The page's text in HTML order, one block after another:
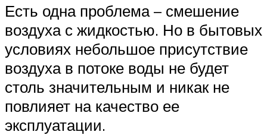
Есть одна проблема – смешение
воздуха с жидкостью. Но в бытовых
условиях небольшое присутствие
воздуха в потоке воды не будет
столь значительным и никак не
повлияет на качество ее
эксплуатации.